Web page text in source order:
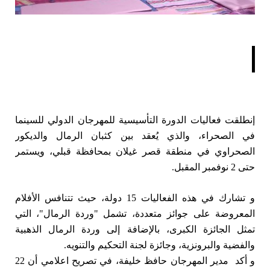
إنطلقت فعاليات الدورة التأسيسية للمهرجان الدولي للسينما
في الصحراء، والذي يُعقد بين كثبان الرمال والديكور
الصحراوي في منطقة قصر غيلان بمحافظة قبلي، ويستمر
حتى 2 نوفمبر المقبل.
و تشارك في هذه الفعاليات 15 دولة، حيث تتنافس الأفلام
المعروضة على جوائز متعددة، تشمل "وردة الرمال"، التي
تمثل الجائزة الكبرى، بالإضافة إلى وردة الرمال الذهبية
والفضية والبرونزية، وجائزة لجنة التحكيم والتنويه.
و أكد مدير المهرجان حافظ خليفة، في تصريح اعلامي أن 22